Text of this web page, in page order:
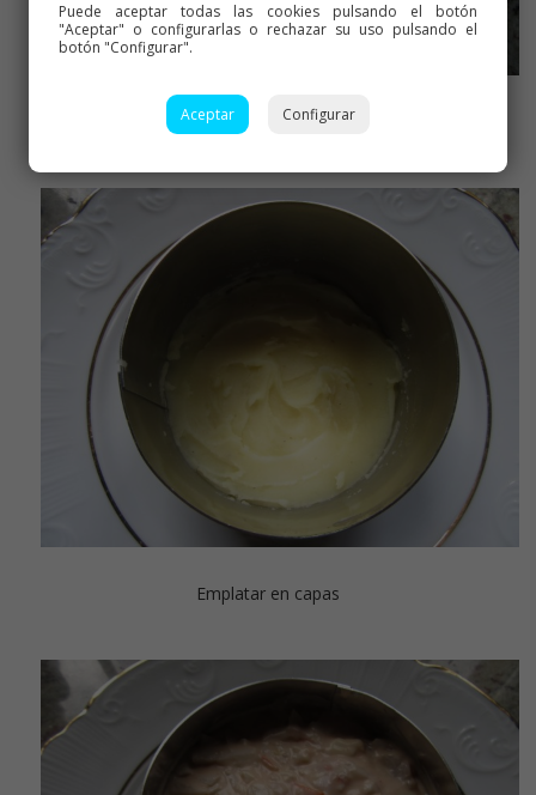
Mezclar con los gambones en trozos
Emplatar en capas
Puede aceptar todas las cookies pulsando el botón
"Aceptar" o configurarlas o rechazar su uso pulsando el
botón "Configurar".
Aceptar Configurar